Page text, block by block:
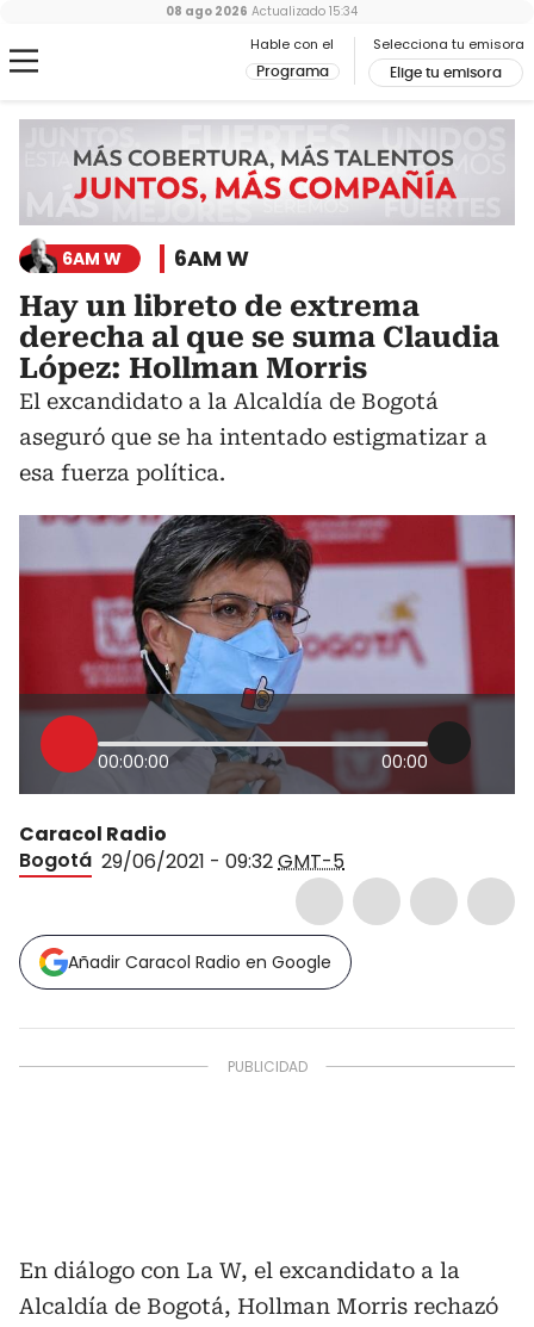
Hable con el
Programa
Selecciona tu emisora
Elige tu emisora
08 ago 2026 Actualizado 15:34
6AM W 6AM W
Hay un libreto de extrema
derecha al que se suma Claudia
López: Hollman Morris
El excandidato a la Alcaldía de Bogotá
aseguró que se ha intentado estigmatizar a
esa fuerza política.
00:00:00 00:00
Caracol Radio
Bogotá 29/06/2021 - 09:32GMT-5
Añadir Caracol Radio en Google
En diálogo con La W, el excandidato a la
Alcaldía de Bogotá, Hollman Morris rechazó